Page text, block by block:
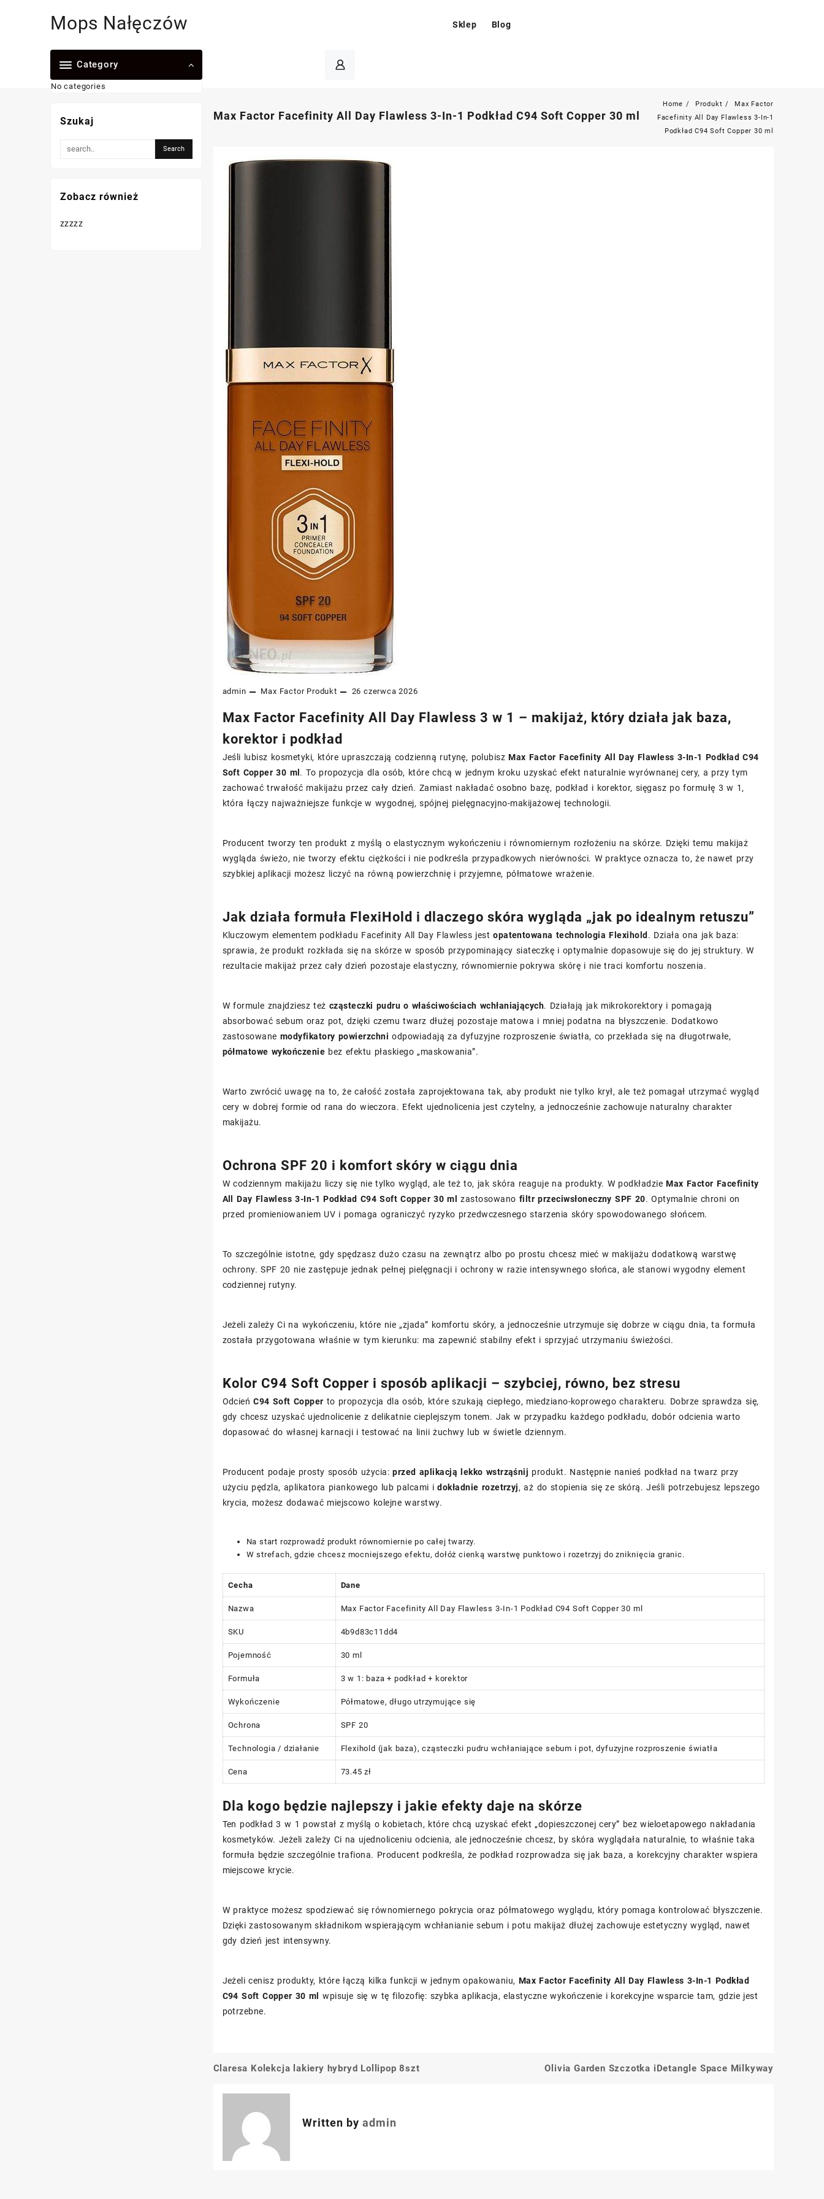
Mops Nałęczów Sklep Blog
Category
No categories
Max Factor Facefinity All Day Flawless 3-In-1 Podkład C94 Soft Copper 30 ml
Home Produkt
Max Factor
Facefinity All Day Flawless 3-In-1
Podkład C94 Soft Copper 30 ml
admin Max Factor Produkt 26 czerwca 2026
Max Factor Facefinity All Day Flawless 3 w 1 – makijaż, który działa jak baza,
korektor i podkład
Jeśli lubisz kosmetyki, które upraszczają codzienną rutynę, polubiszMax Factor Facefinity All Day Flawless 3-In-1 Podkład C94
Soft Copper 30 ml . To propozycja dla osób, które chcą w jednym kroku uzyskać efekt naturalnie wyrównanej cery, a przy tym
zachować trwałość makijażu przez cały dzień. Zamiast nakładać osobno bazę, podkład i korektor, sięgasz po formułę 3 w 1,
która łączy najważniejsze funkcje w wygodnej, spójnej pielęgnacyjno-makijażowej technologii.
Producent tworzy ten produkt z myślą o elastycznym wykończeniu i równomiernym rozłożeniu na skórze. Dzięki temu makijaż
wygląda świeżo, nie tworzy efektu ciężkości i nie podkreśla przypadkowych nierówności. W praktyce oznacza to, że nawet przy
szybkiej aplikacji możesz liczyć na równą powierzchnię i przyjemne, półmatowe wrażenie.
Jak działa formuła FlexiHold i dlaczego skóra wygląda „jak po idealnym retuszu”
Kluczowym elementem podkładu Facefinity All Day Flawless jestopatentowana technologia Flexihold . Działa ona jak baza:
sprawia, że produkt rozkłada się na skórze w sposób przypominający siateczkę i optymalnie dopasowuje się do jej struktury. W
rezultacie makijaż przez cały dzień pozostaje elastyczny, równomiernie pokrywa skórę i nie traci komfortu noszenia.
W formule znajdziesz też cząsteczki pudru o właściwościach wchłaniających. Działają jak mikrokorektory i pomagają
absorbować sebum oraz pot, dzięki czemu twarz dłużej pozostaje matowa i mniej podatna na błyszczenie. Dodatkowo
zastosowane modyfikatory powierzchni odpowiadają za dyfuzyjne rozproszenie światła, co przekłada się na długotrwałe,
półmatowe wykończenie bez efektu płaskiego „maskowania”.
Warto zwrócić uwagę na to, że całość została zaprojektowana tak, aby produkt nie tylko krył, ale też pomagał utrzymać wygląd
cery w dobrej formie od rana do wieczora. Efekt ujednolicenia jest czytelny, a jednocześnie zachowuje naturalny charakter
makijażu.
Ochrona SPF 20 i komfort skóry w ciągu dnia
W codziennym makijażu liczy się nie tylko wygląd, ale też to, jak skóra reaguje na produkty. W podkładzieMax Factor Facefinity
All Day Flawless 3-In-1 Podkład C94 Soft Copper 30 ml
zastosowano filtr przeciwsłoneczny SPF 20. Optymalnie chroni on
przed promieniowaniem UV i pomaga ograniczyć ryzyko przedwczesnego starzenia skóry spowodowanego słońcem.
To szczególnie istotne, gdy spędzasz dużo czasu na zewnątrz albo po prostu chcesz mieć w makijażu dodatkową warstwę
ochrony. SPF 20 nie zastępuje jednak pełnej pielęgnacji i ochrony w razie intensywnego słońca, ale stanowi wygodny element
codziennej rutyny.
Jeżeli zależy Ci na wykończeniu, które nie „zjada” komfortu skóry, a jednocześnie utrzymuje się dobrze w ciągu dnia, ta formuła
została przygotowana właśnie w tym kierunku: ma zapewnić stabilny efekt i sprzyjać utrzymaniu świeżości.
Kolor C94 Soft Copper i sposób aplikacji – szybciej, równo, bez stresu
OdcieńC94 Soft Copper to propozycja dla osób, które szukają ciepłego, miedziano-koprowego charakteru. Dobrze sprawdza się,
gdy chcesz uzyskać ujednolicenie z delikatnie cieplejszym tonem. Jak w przypadku każdego podkładu, dobór odcienia warto
dopasować do własnej karnacji i testować na linii żuchwy lub w świetle dziennym.
Producent podaje prosty sposób użycia:przed aplikacją lekko wstrząśnij produkt. Następnie nanieś podkład na twarz przy
użyciu pędzla, aplikatora piankowego lub palcami idokładnie rozetrzyj, aż do stopienia się ze skórą. Jeśli potrzebujesz lepszego
krycia, możesz dodawać miejscowo kolejne warstwy.
Na start rozprowadź produkt równomiernie po całej twarzy.
W strefach, gdzie chcesz mocniejszego efektu, dołóż cienką warstwę punktowo i rozetrzyj do zniknięcia granic.
Cecha Dane
Nazwa Max Factor Facefinity All Day Flawless 3-In-1 Podkład C94 Soft Copper 30 ml
SKU 4b9d83c11dd4
Pojemność 30 ml
Formuła 3 w 1: baza + podkład + korektor
Wykończenie Półmatowe, długo utrzymujące się
Ochrona SPF 20
Technologia / działanie Flexihold (jak baza), cząsteczki pudru wchłaniające sebum i pot, dyfuzyjne rozproszenie światła
Cena 73.45 zł
Dla kogo będzie najlepszy i jakie efekty daje na skórze
Ten podkład 3 w 1 powstał z myślą o kobietach, które chcą uzyskać efekt „dopieszczonej cery” bez wieloetapowego nakładania
kosmetyków. Jeżeli zależy Ci na ujednoliceniu odcienia, ale jednocześnie chcesz, by skóra wyglądała naturalnie, to właśnie taka
formuła będzie szczególnie trafiona. Producent podkreśla, że podkład rozprowadza się jak baza, a korekcyjny charakter wspiera
miejscowe krycie.
W praktyce możesz spodziewać się równomiernego pokrycia oraz półmatowego wyglądu, który pomaga kontrolować błyszczenie.
Dzięki zastosowanym składnikom wspierającym wchłanianie sebum i potu makijaż dłużej zachowuje estetyczny wygląd, nawet
gdy dzień jest intensywny.
Jeżeli cenisz produkty, które łączą kilka funkcji w jednym opakowaniu, Max Factor Facefinity All Day Flawless 3-In-1 Podkład
C94 Soft Copper 30 ml
wpisuje się w tę filozofię: szybka aplikacja, elastyczne wykończenie i korekcyjne wsparcie tam, gdzie jest
potrzebne.
Nawigacja
wpisu
Claresa Kolekcja lakiery hybryd Lollipop 8szt Olivia Garden Szczotka iDetangle Space Milkyway
Written by admin
Szukaj
Zobacz również
zzzzz